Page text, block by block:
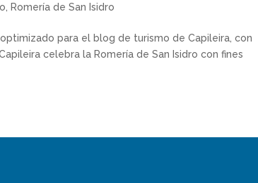
Romería de San Isidro
para el blog de turismo de Capileira, con
celebra la Romería de San Isidro con fines